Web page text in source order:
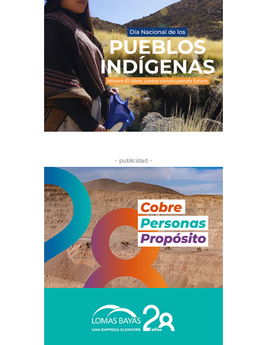
- publicidad -